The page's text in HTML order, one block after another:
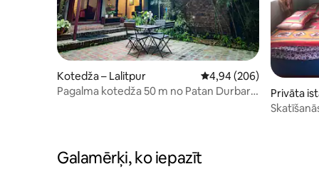
Kotedža – Lalitpur Vidējais vērtējums:
4,94 (206)
Pagalma kotedža 50 m no Patan Durbar
Privāta
Galamērķi, ko iepazīt